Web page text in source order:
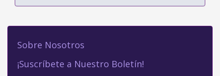
Sobre Nosotros
¡Suscríbete a Nuestro Boletín!